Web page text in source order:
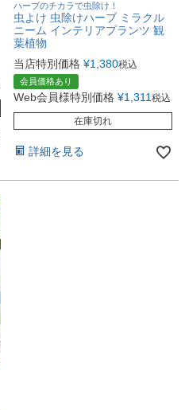
ハーブのチカラで虫除け！
虫よけ 虫除けハーブ ミラクル
ニーム インテリアプランツ 観
葉植物
当店特別価格 ¥1,380税込
会員価格あり
Web会員様特別価格 ¥1,311 税込
在庫切れ
詳細を見る